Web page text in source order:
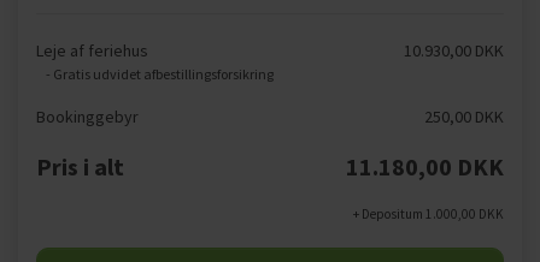
Leje af feriehus
- Gratis udvidet afbestillingsforsikring
10.930,00 DKK
Bookinggebyr 250,00 DKK
Pris i alt 11.180,00 DKK
+ Depositum 1.000,00 DKK